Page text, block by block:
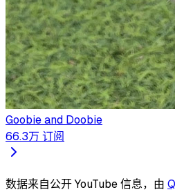
Goobie and Doobie
66.3万 订阅
数据来自公开 YouTube 信息，由